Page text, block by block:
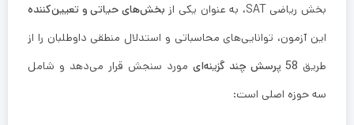
بخش ریاضی SAT، به عنوان یکی از
بخش‌های حیاتی و تعیین‌کننده
این آزمون، توانایی‌های محاسباتی و استدلال منطقی داوطلبان را از
طریق 58 پرسش چند گزینه‌ای
مورد سنجش قرار می‌دهد و شامل
سه حوزه اصلی است: